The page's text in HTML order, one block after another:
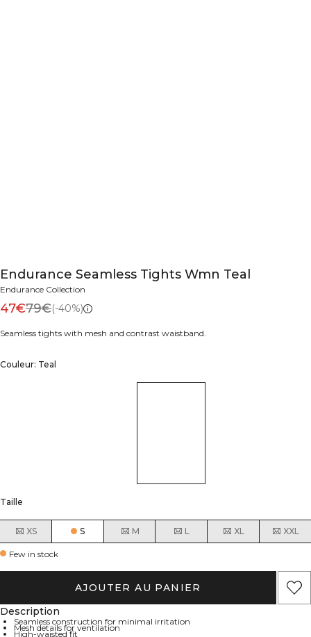
Endurance Seamless Tights Wmn Teal
Endurance Collection
47€79€(-40%)
Seamless tights with mesh and contrast waistband.
Couleur: Teal
Taille
XS S M L XL XXL
Few in stock
AJOUTER AU PANIER
Description
Seamless construction for minimal irritation
Mesh details for ventilation
High-waisted fit